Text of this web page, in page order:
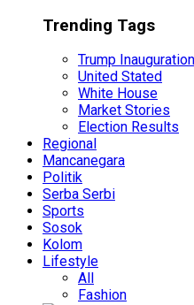
Trending Tags
Trump Inauguration
United Stated
White House
Market Stories
Election Results
Regional
Mancanegara
Politik
Serba Serbi
Sports
Sosok
Kolom
Lifestyle
All
Fashion